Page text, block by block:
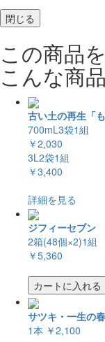
閉じる
この商品
こんな商
古い土の再生「
700mL3袋1組
￥2,030
3L2袋1組
￥3,400
詳細を見る
ジフィーセブン
2箱(48個×2)1組
￥5,360
カートに入れる
サツキ・一生の
1本 ￥2,100